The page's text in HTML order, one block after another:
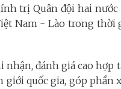
trị Quân đội hai
Nam - Lào trong thời
đánh giá cao hợp
giới quốc gia, góp